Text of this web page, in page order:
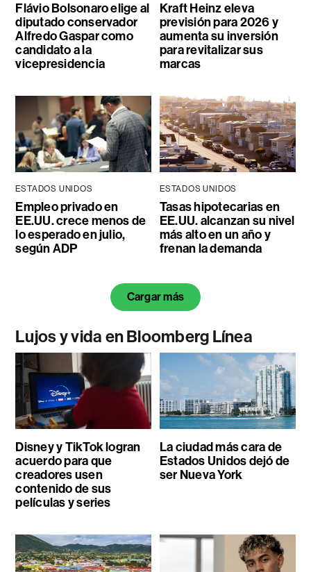
Flávio Bolsonaro elige al
diputado conservador
Alfredo Gaspar como
candidato a la
vicepresidencia
Kraft Heinz eleva
previsión para 2026 y
aumenta su inversión
para revitalizar sus
marcas
ESTADOS UNIDOS
Empleo privado en
EE.UU. crece menos de
lo esperado en julio,
según ADP
ESTADOS UNIDOS
Tasas hipotecarias en
EE.UU. alcanzan su nivel
más alto en un año y
frenan la demanda
Cargar más
Lujos y vida en Bloomberg Línea
Disney y TikTok logran
acuerdo para que
creadores usen
contenido de sus
películas y series
La ciudad más cara de
Estados Unidos dejó de
ser Nueva York